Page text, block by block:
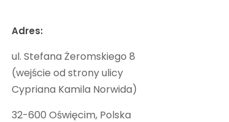
Adres:
ul. Stefana Żeromskiego 8
(wejście od strony ulicy
Cypriana Kamila Norwida)
32-600 Oświęcim, Polska